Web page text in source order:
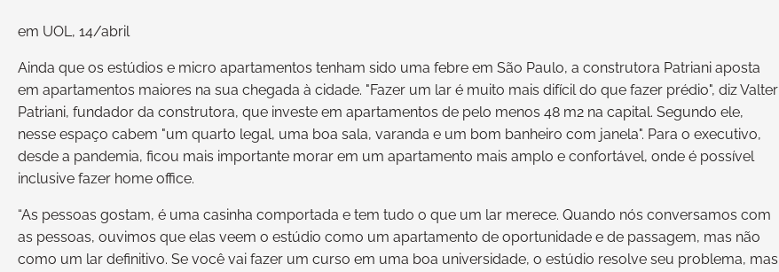
em UOL, 14/abril
Ainda que os estúdios e micro apartamentos tenham sido uma febre em São Paulo, a construtora Patriani aposta
em apartamentos maiores na sua chegada à cidade. "Fazer um lar é muito mais difícil do que fazer prédio", diz Valter
Patriani, fundador da construtora, que investe em apartamentos de pelo menos 48 m2 na capital. Segundo ele,
nesse espaço cabem "um quarto legal, uma boa sala, varanda e um bom banheiro com janela". Para o executivo,
desde a pandemia, ficou mais importante morar em um apartamento mais amplo e confortável, onde é possível
inclusive fazer home office.
“As pessoas gostam, é uma casinha comportada e tem tudo o que um lar merece. Quando nós conversamos com
as pessoas, ouvimos que elas veem o estúdio como um apartamento de oportunidade e de passagem, mas não
como um lar definitivo. Se você vai fazer um curso em uma boa universidade, o estúdio resolve seu problema, mas